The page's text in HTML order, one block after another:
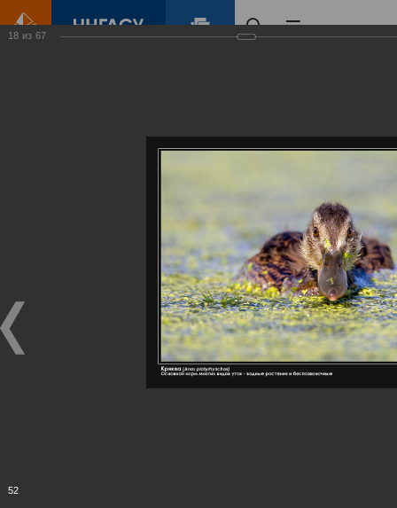
Фотогалерея
18 из 67
52